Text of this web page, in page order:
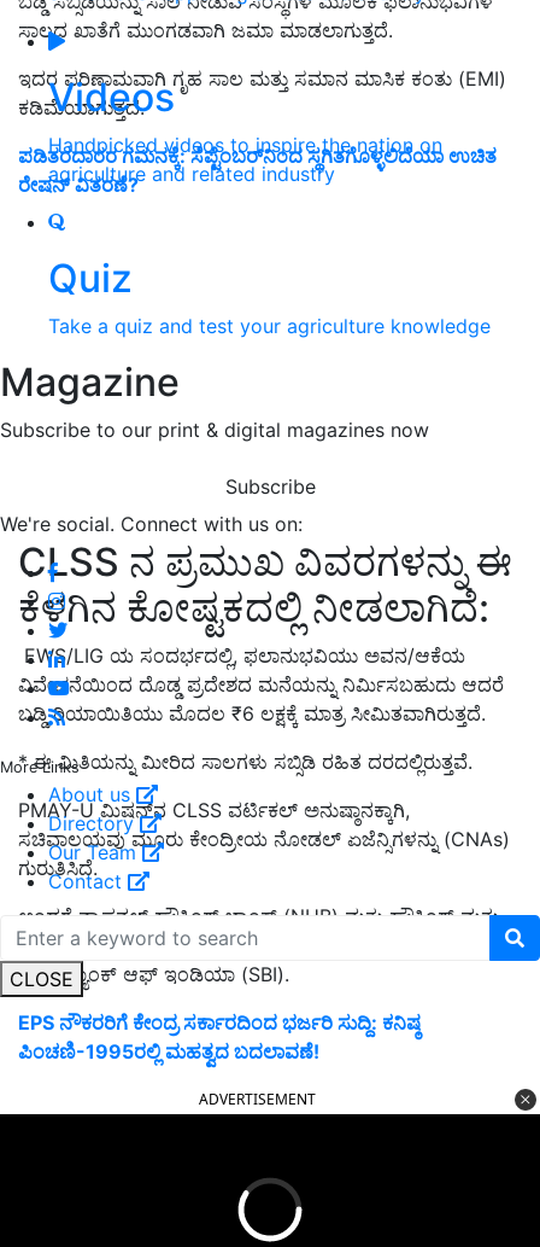
Videos
Handpicked videos to inspire the nation on
agriculture and related industry
Quiz
Take a quiz and test your agriculture knowledge
Magazine
Subscribe to our print & digital magazines now
Subscribe
We're social. Connect with us on:
More Links
About us
Directory
Our Team
Contact
CLOSE
ಸಾಲದ ಖಾತೆಗೆ ಮುಂಗಡವಾಗಿ ಜಮಾ ಮಾಡಲಾಗುತ್ತದೆ.
ಇದರ ಪರಿಣಾಮವಾಗಿ ಗೃಹ ಸಾಲ ಮತ್ತು ಸಮಾನ ಮಾಸಿಕ ಕಂತು (EMI)
ಕಡಿಮೆಯಾಗುತ್ತದೆ.
ಪಡಿತರದಾರರ ಗಮನಕ್ಕೆ: ಸೆಪ್ಟೆಂಬರ್‌ನಿಂದ ಸ್ಥಗಿತಗೊಳ್ಳಲಿದೆಯಾ ಉಚಿತ
ರೇಷನ್‌ ವಿತರಣೆ?
CLSS ನ ಪ್ರಮುಖ ವಿವರಗಳನ್ನು ಈ
ಕೆಳಗಿನ ಕೋಷ್ಟಕದಲ್ಲಿ ನೀಡಲಾಗಿದೆ:
EWS/LIG ಯ ಸಂದರ್ಭದಲ್ಲಿ, ಫಲಾನುಭವಿಯು ಅವನ/ಆಕೆಯ
ವಿವೇಚನೆಯಿಂದ ದೊಡ್ಡ ಪ್ರದೇಶದ ಮನೆಯನ್ನು ನಿರ್ಮಿಸಬಹುದು ಆದರೆ
ಬಡ್ಡಿ ರಿಯಾಯಿತಿಯು ಮೊದಲ ₹6 ಲಕ್ಷಕ್ಕೆ ಮಾತ್ರ ಸೀಮಿತವಾಗಿರುತ್ತದೆ.
* ಈ ಮಿತಿಯನ್ನು ಮೀರಿದ ಸಾಲಗಳು ಸಬ್ಸಿಡಿ ರಹಿತ ದರದಲ್ಲಿರುತ್ತವೆ.
PMAY-U ಮಿಷನ್‌ನ CLSS ವರ್ಟಿಕಲ್ ಅನುಷ್ಠಾನಕ್ಕಾಗಿ,
ಸಚಿವಾಲಯವು ಮೂರು ಕೇಂದ್ರೀಯ ನೋಡಲ್ ಏಜೆನ್ಸಿಗಳನ್ನು (CNAs)
ಗುರುತಿಸಿದೆ.
ಅಂದರೆ ನ್ಯಾಷನಲ್ ಹೌಸಿಂಗ್ ಬ್ಯಾಂಕ್ (NHB) ಮತ್ತು ಹೌಸಿಂಗ್ ಮತ್ತು
ಅರ್ಬನ್ ಡೆವಲಪ್‌ಮೆಂಟ್ ಕಾರ್ಪೊರೇಷನ್ ಲಿಮಿಟೆಡ್ (HUDCO) ಮತ್ತು
ಸ್ಟೇಟ್ ಬ್ಯಾಂಕ್ ಆಫ್ ಇಂಡಿಯಾ (SBI).
EPS ನೌಕರರಿಗೆ ಕೇಂದ್ರ ಸರ್ಕಾರದಿಂದ ಭರ್ಜರಿ ಸುದ್ದಿ: ಕನಿಷ್ಠ
ಪಿಂಚಣಿ-1995ರಲ್ಲಿ ಮಹತ್ವದ ಬದಲಾವಣೆ!
ADVERTISEMENT